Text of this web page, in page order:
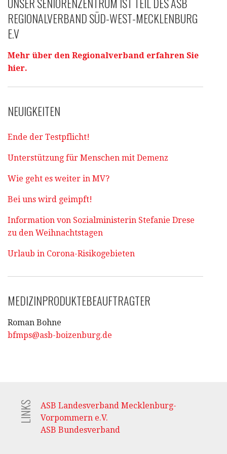
REGIONALVERBAND SÜD-WEST-MECKLENBURG
E.V
Mehr über den Regionalverband erfahren Sie
hier.
NEUIGKEITEN
Ende der Testpflicht!
Unterstützung für Menschen mit Demenz
Wie geht es weiter in MV?
Bei uns wird geimpft!
Information von Sozialministerin Stefanie Drese
zu den Weihnachtstagen
Urlaub in Corona-Risikogebieten
MEDIZINPRODUKTEBEAUFTRAGTER
Roman Bohne
bfmps@asb-boizenburg.de
LINKS
ASB Landesverband Mecklenburg-
Vorpommern e.V.
ASB Bundesverband